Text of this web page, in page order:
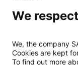
We
We, the company
Cookies are kept
To find out more